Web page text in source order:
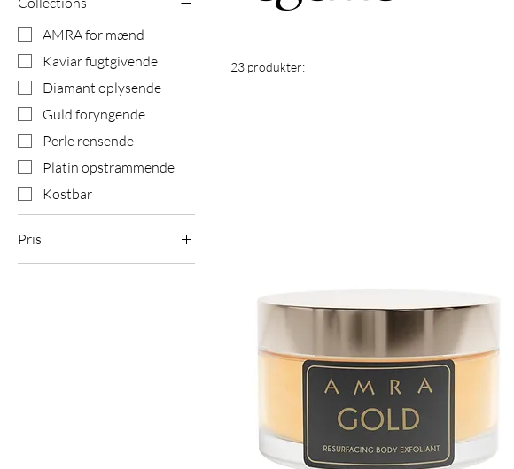
AMRA for mænd
Kaviar fugtgivende
Diamant oplysende
Guld foryngende
Perle rensende
Platin opstrammende
Kostbar
Pris
23 produkter: